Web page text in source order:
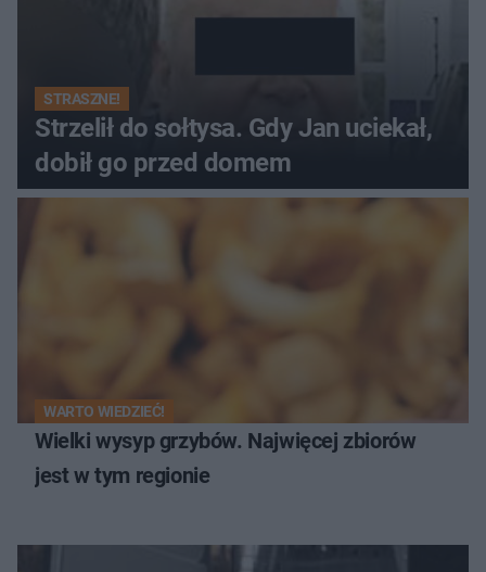
STRASZNE!
Strzelił do sołtysa. Gdy Jan uciekał,
dobił go przed domem
WARTO WIEDZIEĆ!
Wielki wysyp grzybów. Najwięcej zbiorów
jest w tym regionie